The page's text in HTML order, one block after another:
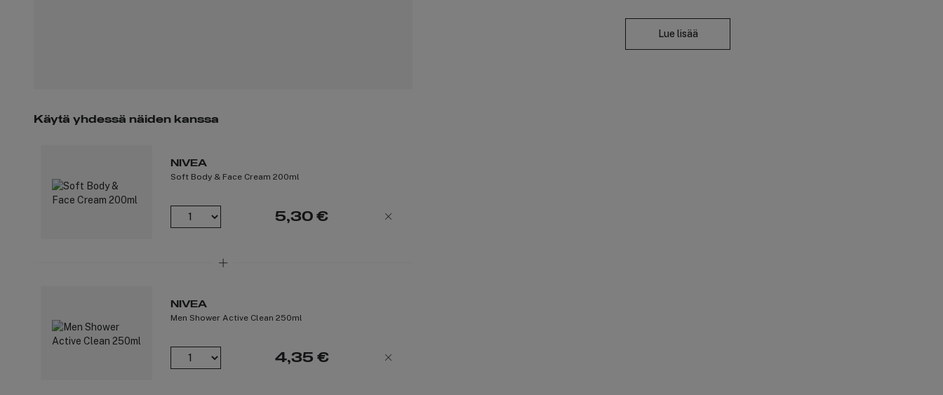
Lue lisää
Käytä yhdessä näiden kanssa
NIVEA
Soft Body & Face Cream 200ml
5,30 €
NIVEA
Men Shower Active Clean 250ml
4,35 €